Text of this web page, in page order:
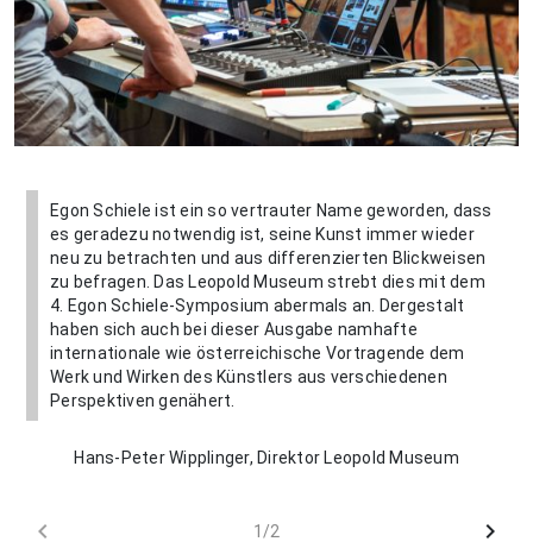
Egon Schiele ist ein so vertrauter Name geworden, dass
es geradezu notwendig ist, seine Kunst immer wieder
neu zu betrachten und aus differenzierten Blickweisen
zu befragen. Das Leopold Museum strebt dies mit dem
4. Egon Schiele-Symposium abermals an. Dergestalt
haben sich auch bei dieser Ausgabe namhafte
internationale wie österreichische Vortragende dem
Werk und Wirken des Künstlers aus verschiedenen
Perspektiven genähert.
Hans-Peter Wipplinger, Direktor Leopold Museum
chevron_left 1/2 chevron_right